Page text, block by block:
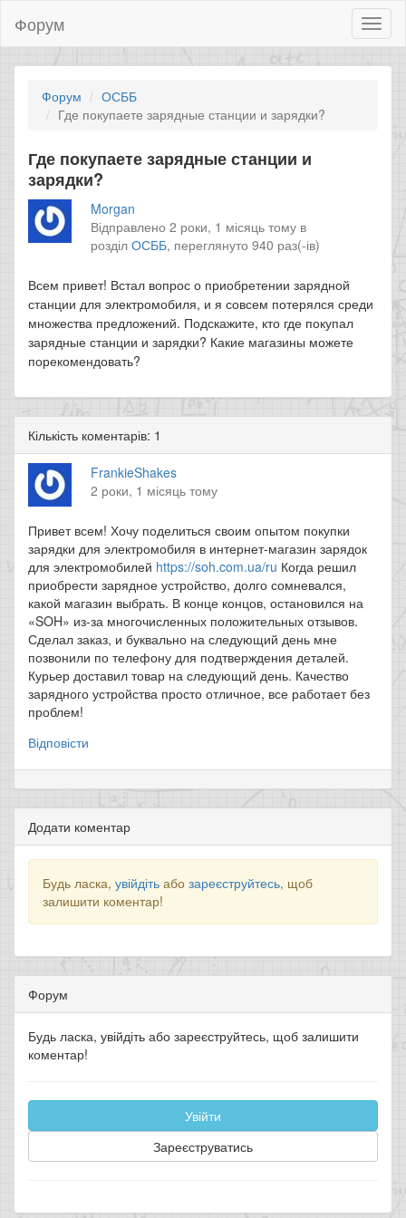
Форум
Форум
ОСББ
Где покупаете зарядные станции и зарядки?
Где покупаете зарядные станции и
зарядки?
Morgan
Відправлено 2 роки, 1 місяць тому в
розділОСББ, переглянуто 940 раз(-ів)
Всем привет! Встал вопрос о приобретении зарядной
станции для электромобиля, и я совсем потерялся среди
множества предложений. Подскажите, кто где покупал
зарядные станции и зарядки? Какие магазины можете
порекомендовать?
Кількість коментарів: 1
FrankieShakes
2 роки, 1 місяць тому
Привет всем! Хочу поделиться своим опытом покупки
зарядки для электромобиля в интернет-магазин зарядок
для электромобилей https://soh.com.ua/ru Когда решил
приобрести зарядное устройство, долго сомневался,
какой магазин выбрать. В конце концов, остановился на
«SOH» из-за многочисленных положительных отзывов.
Сделал заказ, и буквально на следующий день мне
позвонили по телефону для подтверждения деталей.
Курьер доставил товар на следующий день. Качество
зарядного устройства просто отличное, все работает без
проблем!
Відповісти
Додати коментар
Будь ласка, увійдіть або зареєструйтесь, щоб
залишити коментар!
Форум
Будь ласка, увійдіть або зареєструйтесь, щоб залишити
коментар!
Увійти
Зареєструватись